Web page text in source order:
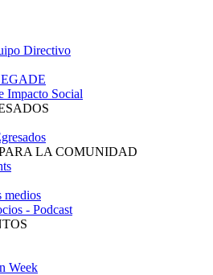
Directivo
EGADE
Impacto Social
LA COMUNIDAD
medios
- Podcast
Week